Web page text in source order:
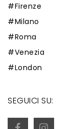
#Firenze
#Milano
#Roma
#Venezia
#London
SEGUICI SU: